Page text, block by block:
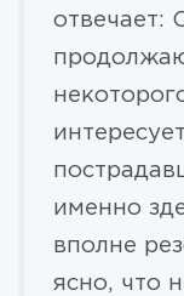
отвечает:
именно
вполне
ясно, что